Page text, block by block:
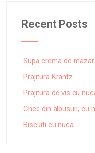
Recent Posts
Supa crema de
Prajitura Krantz
Prajitura de vis cu
Chec din albusuri, cu
Biscuiti cu nuca